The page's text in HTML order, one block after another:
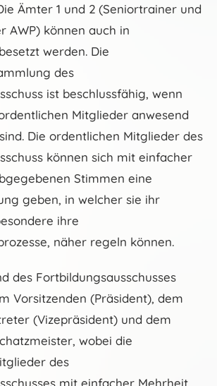
Ämter 1 und 2 (Seniortrainer und
AWP) können auch in
werden. Die
des
ist beschlussfähig, wenn
Mitglieder anwesend
Die ordentlichen Mitglieder des
können sich mit einfacher
Stimmen eine
geben, in welcher sie ihr
ihre
näher regeln können.
des Fortbildungsausschusses
Vorsitzenden (Präsident), dem
(Vizepräsident) und dem
wobei die
des
mit einfacher Mehrheit